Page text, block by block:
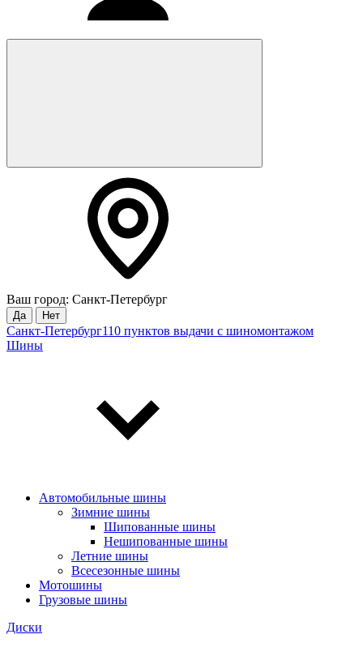
Ваш город: Санкт-Петербург
Да Нет
Санкт-Петербург110 пунктов выдачи с шиномонтажом
Шины
Автомобильные шины
Зимние шины
Шипованные шины
Нешипованные шины
Летние шины
Всесезонные шины
Мотошины
Грузовые шины
Диски